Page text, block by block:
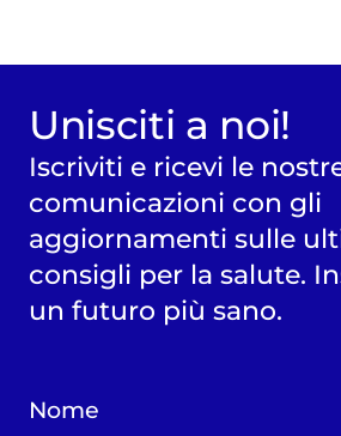
Unisciti a noi!
Iscriviti e ricevi le
comunicazioni con gli
aggiornamenti sulle
consigli per la salute.
un futuro più sano.
Nome